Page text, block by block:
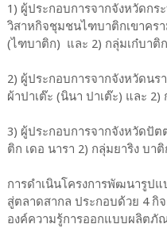
1) ผู้ประกอบการจากจังหวัดก
วิสาหกิจชุมชนไฑบาติกเขาคร
(ไฑบาติก) และ 2) กลุ่มเก๋บาติก
2) ผู้ประกอบการจากจังหวัดน
ผ้าปาเต๊ะ (นินา ปาเต๊ะ) และ 2)
3) ผู้ประกอบการจากจังหวัดปั
ติก เดอ นารา 2) กลุ่มยาริง บา
การดำเนินโครงการพัฒนารูป
สู่ตลาดสากล ประกอบด้วย 4
องค์ความรู้การออกแบบผลิตภั